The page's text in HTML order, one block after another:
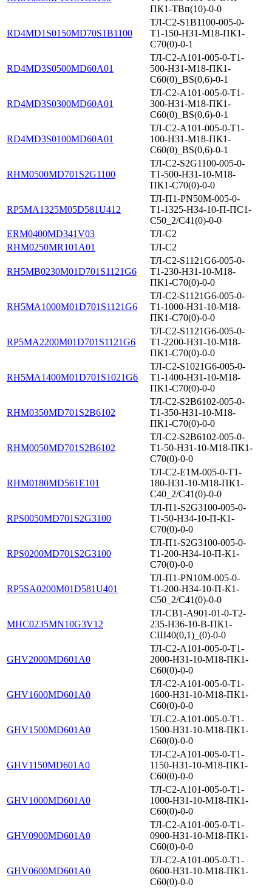
ПК1-ТВп(10)-0-0
RD4MD1S0150MD70S1B1100
ТЛ-С2-S1B1100-005-0-
Т1-150-НЗ1-М18-ПК1-
С70(0)-0-1
RD4MD3S0500MD60A01
ТЛ-С2-А101-005-0-Т1-
500-НЗ1-М18-ПК1-
С60(0)_BS(0,6)-0-1
RD4MD3S0300MD60A01
ТЛ-С2-А101-005-0-Т1-
300-НЗ1-М18-ПК1-
С60(0)_BS(0,6)-0-1
RD4MD3S0100MD60A01
ТЛ-С2-А101-005-0-Т1-
100-НЗ1-М18-ПК1-
С60(0)_BS(0,6)-0-1
RHM0500MD701S2G1100
ТЛ-С2-S2G1100-005-0-
Т1-500-НЗ1-10-М18-
ПК1-С70(0)-0-0
RP5MA1325M05D581U412
ТЛ-П1-PN50M-005-0-
T1-1325-НЗ4-10-П-ПС1-
С50_2/С41(0)-0-0
ERM0400MD341V03
ТЛ-С2
RHM0250MR101A01
ТЛ-С2
RH5MB0230M01D701S1121G6
ТЛ-С2-S1121G6-005-0-
T1-230-НЗ1-10-М18-
ПК1-С70(0)-0-0
RH5MA1000M01D701S1121G6
ТЛ-С2-S1121G6-005-0-
T1-1000-НЗ1-10-М18-
ПК1-С70(0)-0-0
RP5MA2200M01D701S1121G6
ТЛ-С2-S1121G6-005-0-
T1-2200-НЗ1-10-М18-
ПК1-С70(0)-0-0
RH5MA1400M01D701S1021G6
ТЛ-С2-S1021G6-005-0-
T1-1400-НЗ1-10-М18-
ПК1-С70(0)-0-0
RHM0350MD701S2B6102
ТЛ-С2-S2B6102-005-0-
T1-350-НЗ1-10-М18-
ПК1-С70(0)-0-0
RHM0050MD701S2B6102
ТЛ-С2-S2B6102-005-0-
T1-50-НЗ1-10-М18-ПК1-
С70(0)-0-0
RHM0180MD561E101
ТЛ-С2-E1M-005-0-Т1-
180-НЗ1-10-М18-ПК1-
С40_2/С41(0)-0-0
RPS0050MD701S2G3100
ТЛ-П1-S2G3100-005-0-
Т1-50-НЗ4-10-П-К1-
С70(0)-0-0
RPS0200MD701S2G3100
ТЛ-П1-S2G3100-005-0-
Т1-200-НЗ4-10-П-К1-
С70(0)-0-0
RP5SA0200M01D581U401
ТЛ-П1-PN10M-005-0-
T1-200-НЗ4-10-П-К1-
С50_2/С41(0)-0-0
MHC0235MN10G3V12
ТЛ-СВ1-А901-01-0-Т2-
235-НЗ6-10-В-ПК1-
СШ40(0,1)_(0)-0-0
GHV2000MD601A0
ТЛ-С2-А101-005-0-Т1-
2000-НЗ1-10-M18-ПК1-
С60(0)-0-0
GHV1600MD601A0
ТЛ-С2-А101-005-0-Т1-
1600-НЗ1-10-M18-ПК1-
С60(0)-0-0
GHV1500MD601A0
ТЛ-С2-А101-005-0-Т1-
1500-НЗ1-10-M18-ПК1-
С60(0)-0-0
GHV1150MD601A0
ТЛ-С2-А101-005-0-Т1-
1150-НЗ1-10-M18-ПК1-
С60(0)-0-0
GHV1000MD601A0
ТЛ-С2-А101-005-0-Т1-
1000-НЗ1-10-M18-ПК1-
С60(0)-0-0
GHV0900MD601A0
ТЛ-С2-А101-005-0-Т1-
0900-НЗ1-10-M18-ПК1-
С60(0)-0-0
GHV0600MD601A0
ТЛ-С2-А101-005-0-Т1-
0600-НЗ1-10-M18-ПК1-
С60(0)-0-0